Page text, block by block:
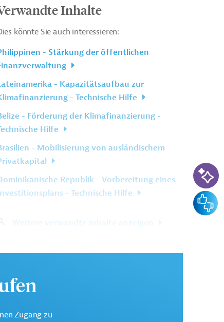
Inhalte
könnte Sie auch interessieren:
- Stärkung der öffentlichen
- Kapazitätsaufbau zur
- Technische Hilfe
- Förderung der Klimafinanzierung -
Hilfe
- Mobilisierung von ausländischem
Republik - Vorbereitung eines
- Technische Hilfe
Zugang zu
KI-